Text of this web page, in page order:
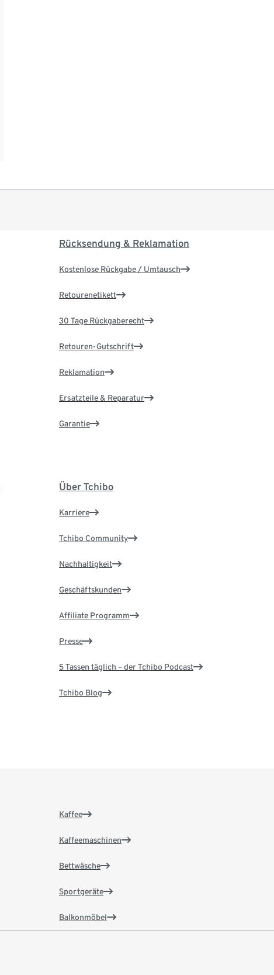
Rücksendung & Reklamation
Kostenlose Rückgabe / Umtausch
Retourenetikett
30 Tage Rückgaberecht
Retouren-Gutschrift
Reklamation
Ersatzteile & Reparatur
Garantie
Über Tchibo
Karriere
Tchibo Community
Nachhaltigkeit
Geschäftskunden
Affiliate Programm
Presse
5 Tassen täglich – der Tchibo Podcast
Tchibo Blog
Kaffee
Kaffeemaschinen
Bettwäsche
Sportgeräte
Balkonmöbel